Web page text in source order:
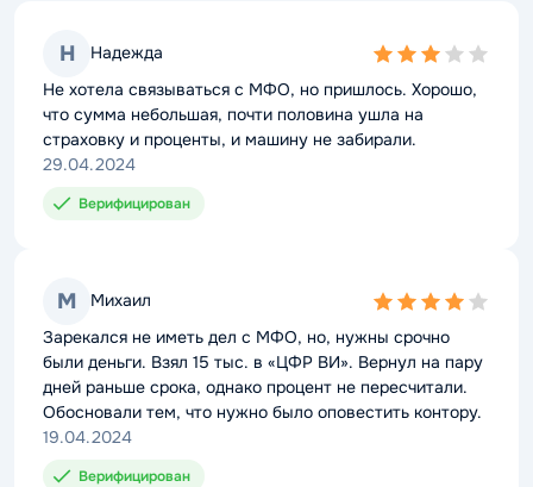
Н Надежда
3,0
rating
Не хотела связываться с МФО, но пришлось. Хорошо,
что сумма небольшая, почти половина ушла на
страховку и проценты, и машину не забирали.
29.04.2024
Верифицирован
М Михаил
4,0
rating
Зарекался не иметь дел с МФО, но, нужны срочно
были деньги. Взял 15 тыс. в «ЦФР ВИ». Вернул на пару
дней раньше срока, однако процент не пересчитали.
Обосновали тем, что нужно было оповестить контору.
19.04.2024
Верифицирован